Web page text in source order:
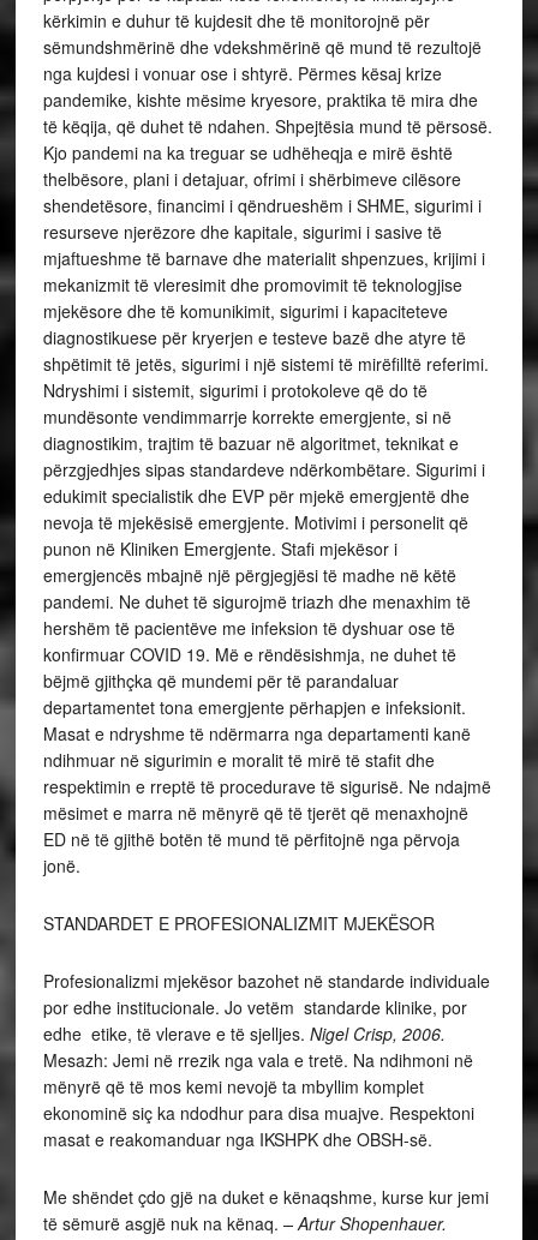
kërkimin e duhur të kujdesit dhe të monitorojnë për
sëmundshmërinë dhe vdekshmërinë që mund të rezultojë
nga kujdesi i vonuar ose i shtyrë. Përmes kësaj krize
pandemike, kishte mësime kryesore, praktika të mira dhe
të këqija, që duhet të ndahen. Shpejtësia mund të përsosë.
Kjo pandemi na ka treguar se udhëheqja e mirë është
thelbësore, plani i detajuar, ofrimi i shërbimeve cilësore
shendetësore, financimi i qëndrueshëm i SHME, sigurimi i
resurseve njerëzore dhe kapitale, sigurimi i sasive të
mjaftueshme të barnave dhe materialit shpenzues, krijimi i
mekanizmit të vleresimit dhe promovimit të teknologjise
mjekësore dhe të komunikimit, sigurimi i kapaciteteve
diagnostikuese për kryerjen e testeve bazë dhe atyre të
shpëtimit të jetës, sigurimi i një sistemi të mirëfilltë referimi.
Ndryshimi i sistemit, sigurimi i protokoleve që do të
mundësonte vendimmarrje korrekte emergjente, si në
diagnostikim, trajtim të bazuar në algoritmet, teknikat e
përzgjedhjes sipas standardeve ndërkombëtare. Sigurimi i
edukimit specialistik dhe EVP për mjekë emergjentë dhe
nevoja të mjekësisë emergjente. Motivimi i personelit që
punon në Kliniken Emergjente. Stafi mjekësor i
emergjencës mbajnë një përgjegjësi të madhe në këtë
pandemi. Ne duhet të sigurojmë triazh dhe menaxhim të
hershëm të pacientëve me infeksion të dyshuar ose të
konfirmuar COVID 19. Më e rëndësishmja, ne duhet të
bëjmë gjithçka që mundemi për të parandaluar
departamentet tona emergjente përhapjen e infeksionit.
Masat e ndryshme të ndërmarra nga departamenti kanë
ndihmuar në sigurimin e moralit të mirë të stafit dhe
respektimin e rreptë të procedurave të sigurisë. Ne ndajmë
mësimet e marra në mënyrë që të tjerët që menaxhojnë
ED në të gjithë botën të mund të përfitojnë nga përvoja
jonë.
STANDARDET E PROFESIONALIZMIT MJEKËSOR
Profesionalizmi mjekësor bazohet në standarde individuale
por edhe institucionale. Jo vetëm standarde klinike, por
edhe etike, të vlerave e të sjelljes. Nigel Crisp, 2006.
Mesazh: Jemi në rrezik nga vala e tretë. Na ndihmoni në
mënyrë që të mos kemi nevojë ta mbyllim komplet
ekonominë siç ka ndodhur para disa muajve. Respektoni
masat e reakomanduar nga IKSHPK dhe OBSH-së.
Me shëndet çdo gjë na duket e kënaqshme, kurse kur jemi
të sëmurë asgjë nuk na kënaq. – Artur Shopenhauer.